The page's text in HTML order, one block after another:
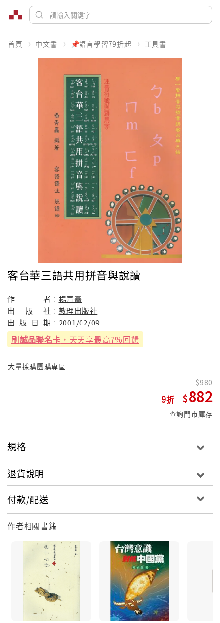
首頁 中文書 📌語言學習79折起 工具書
客台華三語共用拼音與說讀
作 者： 楊青矗
出
版 社： 敦理出版社
出 版 日 期： 2001/02/09
刷誠品聯名卡 ，天天享最高7%回饋
大量採購團購專區
9
980
882
查詢門市庫存
規格
退貨說明
付款/配送
作者相關書籍